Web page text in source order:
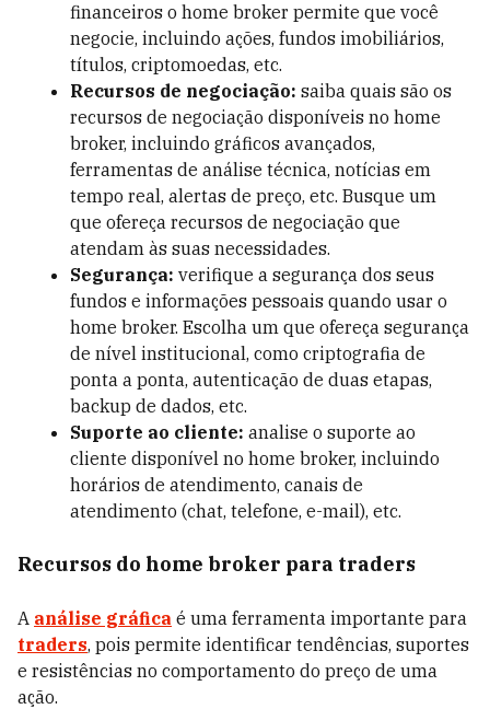
financeiros o home broker permite que você
negocie, incluindo ações, fundos imobiliários,
títulos, criptomoedas, etc.
Recursos de negociação: saiba quais são os
recursos de negociação disponíveis no home
broker, incluindo gráficos avançados,
ferramentas de análise técnica, notícias em
tempo real, alertas de preço, etc. Busque um
que ofereça recursos de negociação que
atendam às suas necessidades.
Segurança: verifique a segurança dos seus
fundos e informações pessoais quando usar o
home broker. Escolha um que ofereça segurança
de nível institucional, como criptografia de
ponta a ponta, autenticação de duas etapas,
backup de dados, etc.
Suporte ao cliente: analise o suporte ao
cliente disponível no home broker, incluindo
horários de atendimento, canais de
atendimento (chat, telefone, e-mail), etc.
Recursos do home broker para traders
A análise gráfica é uma ferramenta importante para
traders, pois permite identificar tendências, suportes
e resistências no comportamento do preço de uma
ação.